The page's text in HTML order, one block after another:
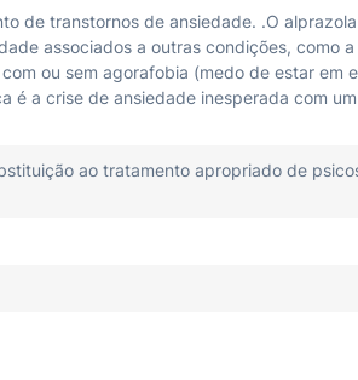
de transtornos de ansiedade. .O
associados a outras condições, como
ou sem agorafobia (medo de estar em
é a crise de ansiedade inesperada com
ao tratamento apropriado de